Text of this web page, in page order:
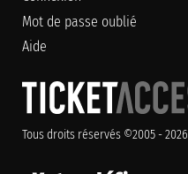
Mot de passe oublié
Aide
Tous droits réservés ©2005 - 2026